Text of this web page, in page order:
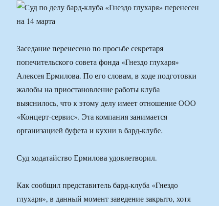
Заседание перенесено по просьбе секретаря
попечительского совета фонда «Гнездо глухаря»
Алексея Ермилова. По его словам, в ходе подготовки
жалобы на приостановление работы клуба
выяснилось, что к этому делу имеет отношение ООО
«Концерт-сервис». Эта компания занимается
организацией буфета и кухни в бард-клубе.
Суд ходатайство Ермилова удовлетворил.
Как сообщил представитель бард-клуба «Гнездо
глухаря», в данный момент заведение закрыто, хотя